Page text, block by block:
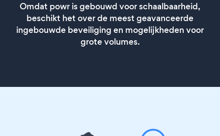
Omdat powr is gebouwd voor schaalbaarheid,
beschikt het over de meest geavanceerde
ingebouwde beveiliging en mogelijkheden voor
grote volumes.